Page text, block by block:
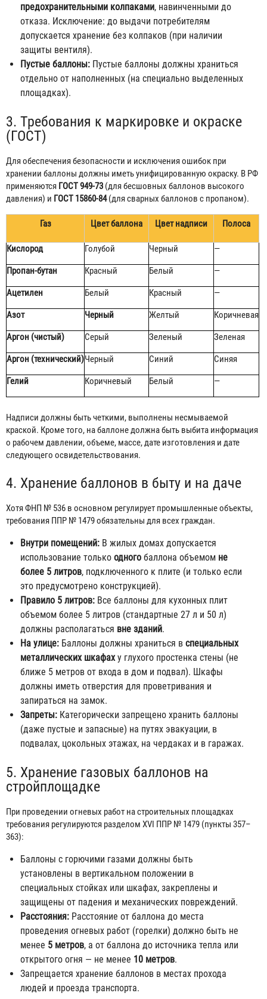
предохранительными колпаками, навинченными до
отказа. Исключение: до выдачи потребителям
допускается хранение без колпаков (при наличии
защиты вентиля).
Пустые баллоны: Пустые баллоны должны храниться
отдельно от наполненных (на специально выделенных
площадках).
3. Требования к маркировке и окраске
(ГОСТ)
Для обеспечения безопасности и исключения ошибок при
хранении баллоны должны иметь унифицированную окраску. В РФ
применяются ГОСТ 949-73 (для бесшовных баллонов высокого
давления) и ГОСТ 15860-84(для сварных баллонов с пропаном).
Газ Цвет баллона Цвет надписи Полоса
Кислород Голубой Черный —
Пропан-бутан Красный Белый —
Ацетилен Белый Красный —
Азот Черный Желтый Коричневая
Аргон (чистый) Серый Зеленый Зеленая
Аргон (технический)Черный Синий Синяя
Гелий Коричневый Белый —
Надписи должны быть четкими, выполнены несмываемой
краской. Кроме того, на баллоне должна быть выбита информация
о рабочем давлении, объеме, массе, дате изготовления и дате
следующего освидетельствования.
4. Хранение баллонов в быту и на даче
Хотя ФНП № 536 в основном регулирует промышленные объекты,
требования ППР № 1479 обязательны для всех граждан.
Внутри помещений: В жилых домах допускается
использование только одного баллона объемом не
более 5 литров, подключенного к плите (и только если
это предусмотрено конструкцией).
Правило 5 литров: Все баллоны для кухонных плит
объемом более 5 литров (стандартные 27 л и 50 л)
должны располагаться вне зданий.
На улице: Баллоны должны храниться в специальных
металлических шкафаху глухого простенка стены (не
ближе 5 метров от входа в дом и подвал). Шкафы
должны иметь отверстия для проветривания и
запираться на замок.
Запреты: Категорически запрещено хранить баллоны
(даже пустые и запасные) на путях эвакуации, в
подвалах, цокольных этажах, на чердаках и в гаражах.
5. Хранение газовых баллонов на
стройплощадке
При проведении огневых работ на строительных площадках
требования регулируются разделом XVI ППР № 1479 (пункты 357–
363):
Баллоны с горючими газами должны быть
установлены в вертикальном положении в
специальных стойках или шкафах, закреплены и
защищены от падения и механических повреждений.
Расстояния: Расстояние от баллона до места
проведения огневых работ (горелки) должно быть не
менее 5 метров, а от баллона до источника тепла или
открытого огня — не менее 10 метров.
Запрещается хранение баллонов в местах прохода
людей и проезда транспорта.